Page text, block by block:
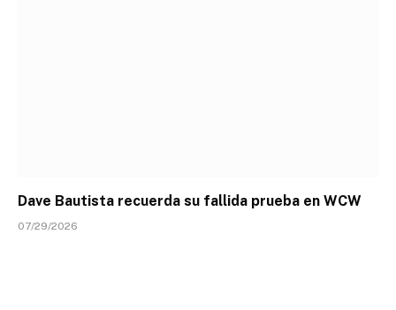
Dave Bautista recuerda su fallida prueba en WCW
07/29/2026